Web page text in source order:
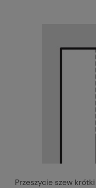
Przeszycie szew krótki